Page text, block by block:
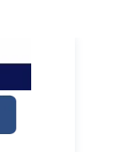
元/吨）1,8271,849-
数量（吨）
97东光-盘面（最便宜
30河北东光
（吨）
企业库存预计仍呈现